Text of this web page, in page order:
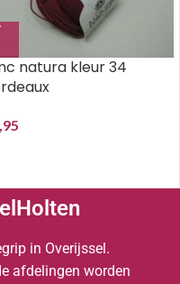
natura kleur 34
in Overijssel.
afdelingen worden